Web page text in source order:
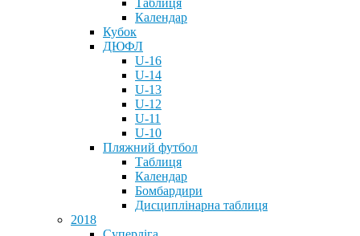
Таблиця
Календар
Кубок
ДЮФЛ
U-16
U-14
U-13
U-12
U-11
U-10
Пляжний футбол
Таблиця
Календар
Бомбардири
Дисциплінарна таблиця
2018